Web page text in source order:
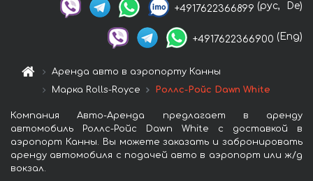
+4917622366899 (рус, De)
+4917622366900 (Eng)
Аренда авто в аэропорту Канны
Марка Rolls-Royce
Роллс-Ройс Dawn White
Компания Авто-Аренда предлагает в аренду
автомобиль Роллс-Ройс Dawn White с доставкой в
аэропорт Канны. Вы можете заказать и забронировать
аренду автомобиля с подачей авто в аэропорт или ж/д
вокзал.